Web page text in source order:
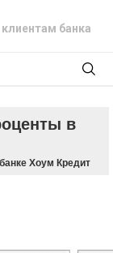
банка
в
Хоум Кредит